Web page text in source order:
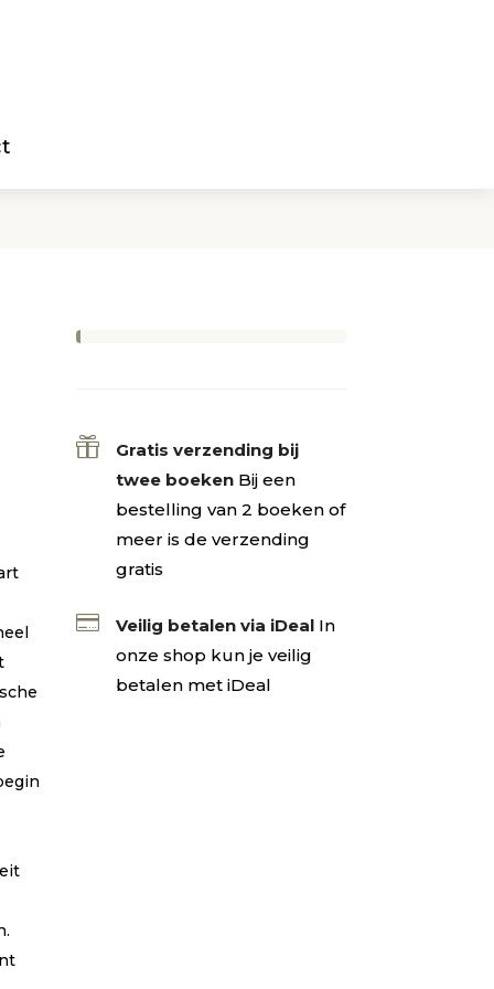

Gratis verzending bij
twee boeken Bij een
bestelling van 2 boeken of
meer is de verzending
gratis
 Veilig betalen via iDeal In
onze shop kun je veilig
betalen met iDeal